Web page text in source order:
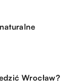
Wrocław?